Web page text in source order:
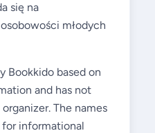
się na
młodych
Bookkido based on
and has not
The names
informational